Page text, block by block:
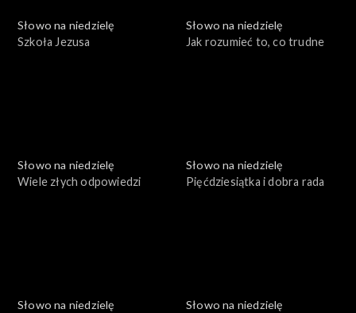
Słowo na niedzielę
Szkoła Jezusa
Słowo na niedzielę
Jak rozumieć to, co trudne
Słowo na niedzielę
Wiele złych odpowiedzi
Słowo na niedzielę
Pięćdziesiątka i dobra rada
Słowo na niedzielę
Słowo na niedzielę